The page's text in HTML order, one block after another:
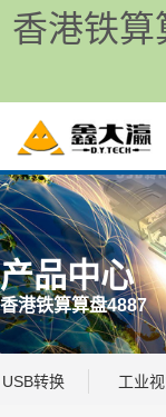
香港铁算
产品中心
香港铁算算盘4887
USB转换 工业